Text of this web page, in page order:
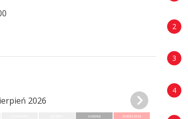
2026
sobota niedziela